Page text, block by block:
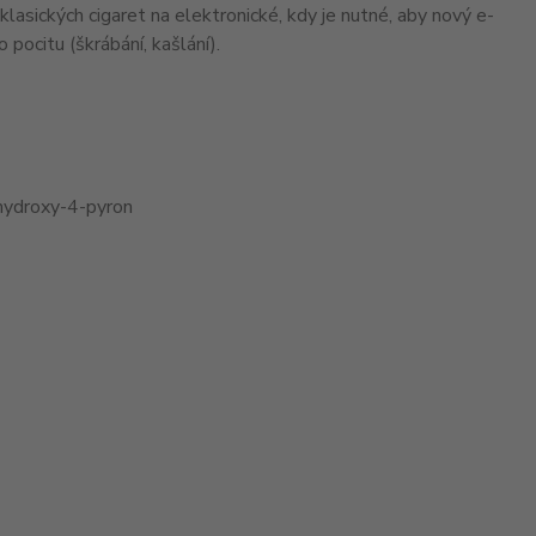
cigaret na elektronické, kdy je nutné, aby nový e-
(škrábání, kašlání).
4-pyron